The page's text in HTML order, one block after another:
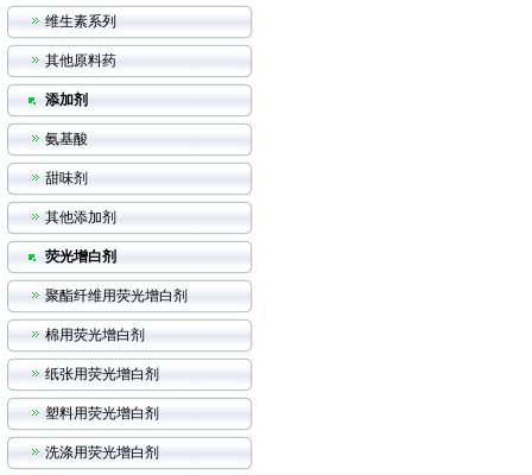
维生素系列
其他原料药
添加剂
氨基酸
甜味剂
其他添加剂
荧光增白剂
聚酯纤维用荧光增白剂
棉用荧光增白剂
纸张用荧光增白剂
塑料用荧光增白剂
洗涤用荧光增白剂